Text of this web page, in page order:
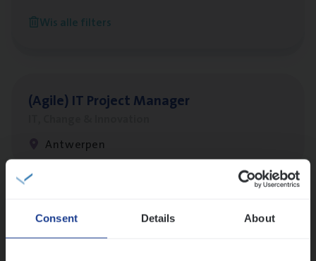
Consent Details About
Wis alle filters
Antwerpen
(Agi­le) ITPro­ject Manager
Antwerpen
Lees onze verhalen
Meer dan collega’s: hoe Julie en Aurélie elkaar